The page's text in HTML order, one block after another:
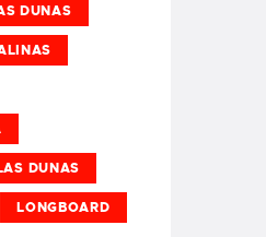
DUNAS
DUNAS
LONGBOARD